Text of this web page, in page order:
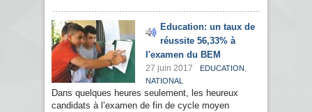
Education: un taux de
réussite 56,33% à
l'examen du BEM
27 juin 2017 EDUCATION ,
NATIONAL
Dans quelques heures seulement, les heureux
candidats à l’examen de fin de cycle moyen